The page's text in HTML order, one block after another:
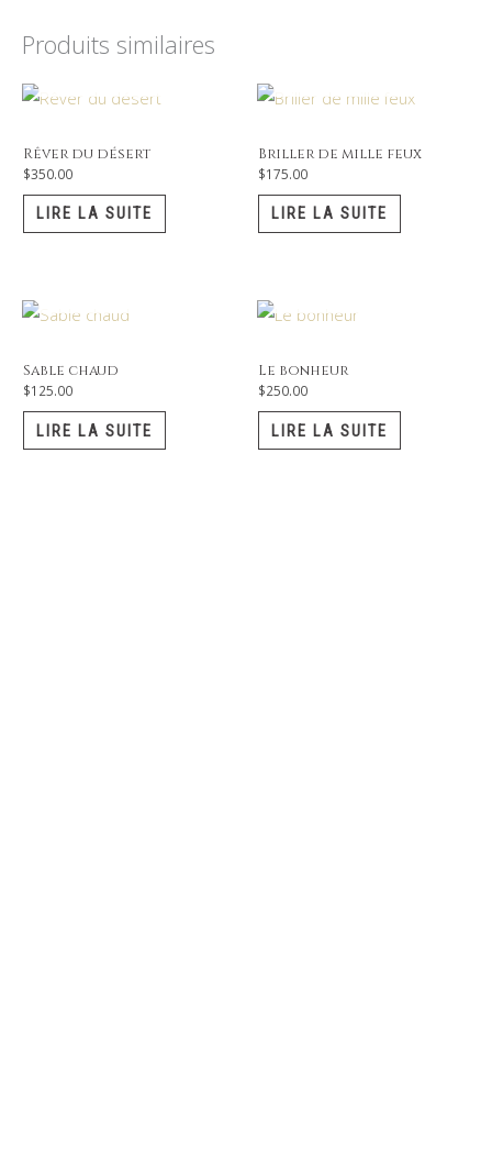
Produits similaires
Rêver du désert
$350.00
LIRE LA SUITE
Briller de mille feux
$175.00
LIRE LA SUITE
Sable chaud
$125.00
LIRE LA SUITE
Le bonheur
$250.00
LIRE LA SUITE